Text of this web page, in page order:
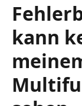
kann